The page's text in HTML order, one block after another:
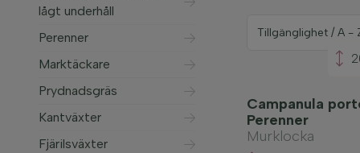
lågt underhåll
Perenner
Marktäckare
Prydnadsgräs
Kantväxter
Fjärilsväxter
Campanula
Perenner
Murklocka